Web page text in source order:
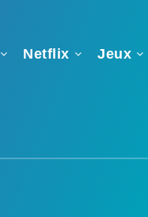
Netflix Jeux